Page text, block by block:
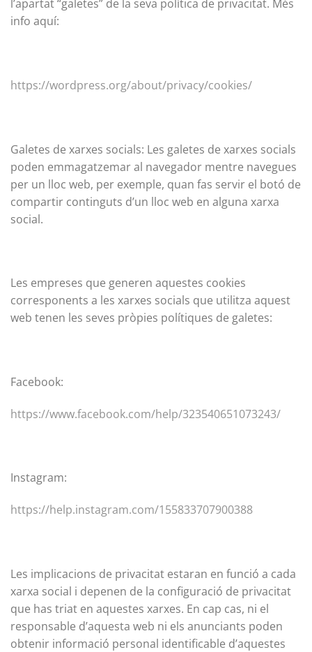
l’apartat “galetes” de la seva política de privacitat. Més
info aquí:
https://wordpress.org/about/privacy/cookies/
Galetes de xarxes socials: Les galetes de xarxes socials
poden emmagatzemar al navegador mentre navegues
per un lloc web, per exemple, quan fas servir el botó de
compartir continguts d’un lloc web en alguna xarxa
social.
Les empreses que generen aquestes cookies
corresponents a les xarxes socials que utilitza aquest
web tenen les seves pròpies polítiques de galetes:
Facebook:
https://www.facebook.com/help/323540651073243/
Instagram:
https://help.instagram.com/155833707900388
Les implicacions de privacitat estaran en funció a cada
xarxa social i depenen de la configuració de privacitat
que has triat en aquestes xarxes. En cap cas, ni el
responsable d’aquesta web ni els anunciants poden
obtenir informació personal identificable d’aquestes